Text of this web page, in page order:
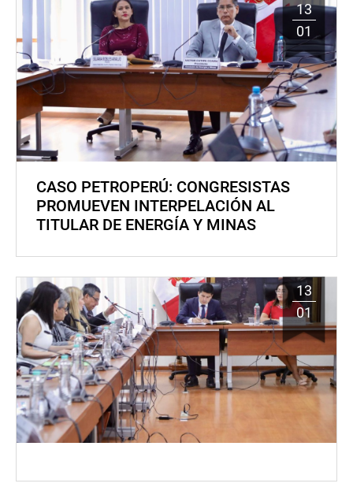
13
01
CASO PETROPERÚ: CONGRESISTAS
PROMUEVEN INTERPELACIÓN AL
TITULAR DE ENERGÍA Y MINAS
13
01